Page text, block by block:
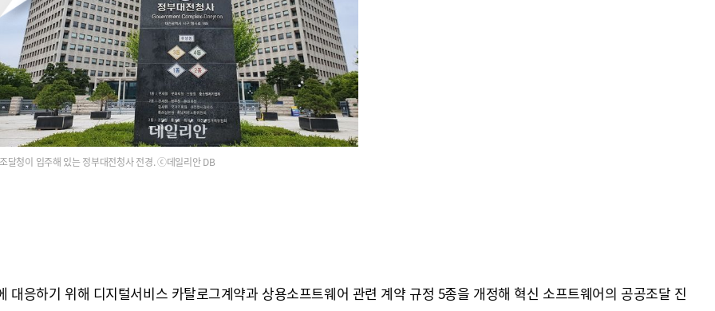
조달청이 입주해 있는 정부대전청사 전경. ⓒ데일리안 DB
응하기 위해 디지털서비스 카탈로그계약과 상용소프트웨어 관련 계약 규정 5종을 개정해 혁신 소프트웨어의 공공조달 진